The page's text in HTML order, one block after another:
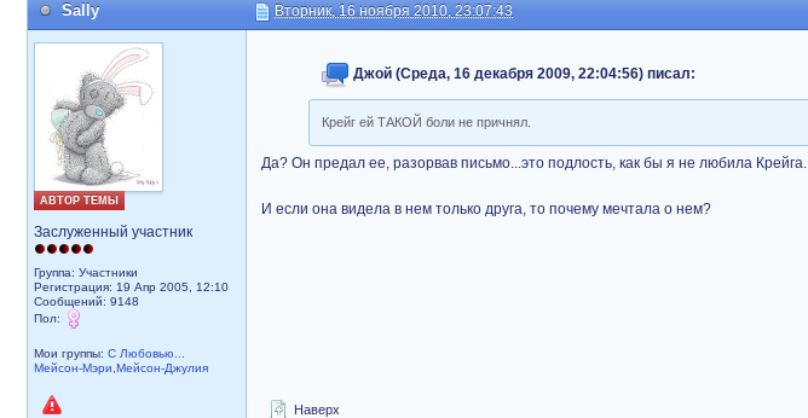
Sally Вторник, 16 ноября 2010, 23:07:43
АВТОР ТЕМЫ
Заслуженный участник
Группа: Участники
Регистрация: 19 Апр 2005, 12:10
Сообщений: 9148
Пол:
Мои группы: С Любовью...
Мейсон-Мэри,Мейсон-Джулия
Джой (Среда, 16 декабря 2009, 22:04:56) писал:
Крейг ей ТАКОЙ боли не причнял.
Да? Он предал ее, разорвав письмо...это подлость, как бы я не любила Крейга.
И если она видела в нем только друга, то почему мечтала о нем?
Наверх